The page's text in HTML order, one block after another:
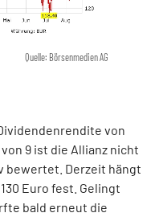
Quelle: Börsenmedien AG
von
9 ist die Allianz nicht
bewertet. Derzeit hängt
Euro fest. Gelingt
bald erneut die